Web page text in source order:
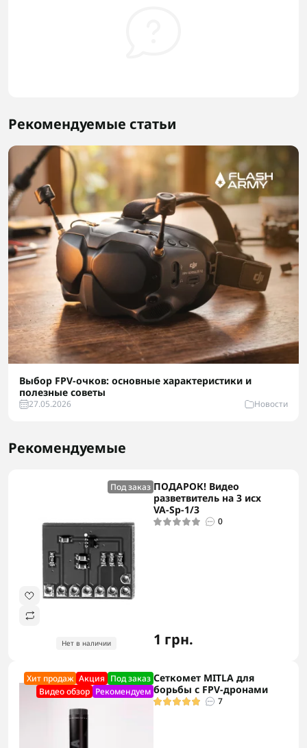
Рекомендуемые статьи
Выбор FPV-очков: основные характеристики и
полезные советы
27.05.2026 Новости
Рекомендуемые
Под заказ
Нет в наличии
ПОДАРОК! Видео
разветвитель на 3 исх
VA-Sp-1/3
0
1 грн.
Хит продаж Акция Под заказ
Видео обзор Рекомендуем
Сеткомет MITLA для
борьбы с FPV-дронами
7